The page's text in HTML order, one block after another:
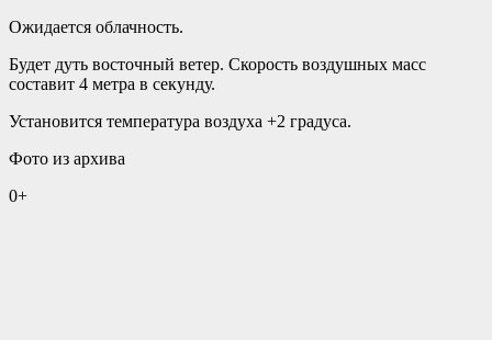
Ожидается облачность.
Будет дуть восточный ветер. Скорость воздушных масс
составит 4 метра в секунду.
Установится температура воздуха +2 градуса.
Фото из архива
0+